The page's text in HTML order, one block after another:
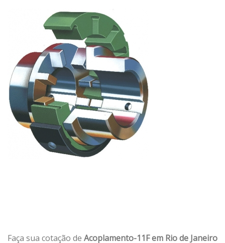
Faça sua cotação de Acoplamento-11F em Rio de Janeiro